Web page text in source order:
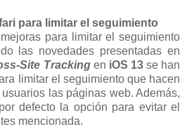
para limitar el seguimiento
para limitar el seguimiento
las novedades presentadas en
Site Trackingen iOS 13se han
limitar el seguimiento que hacen
las páginas web. Además,
defecto la opción para evitar el
mencionada.